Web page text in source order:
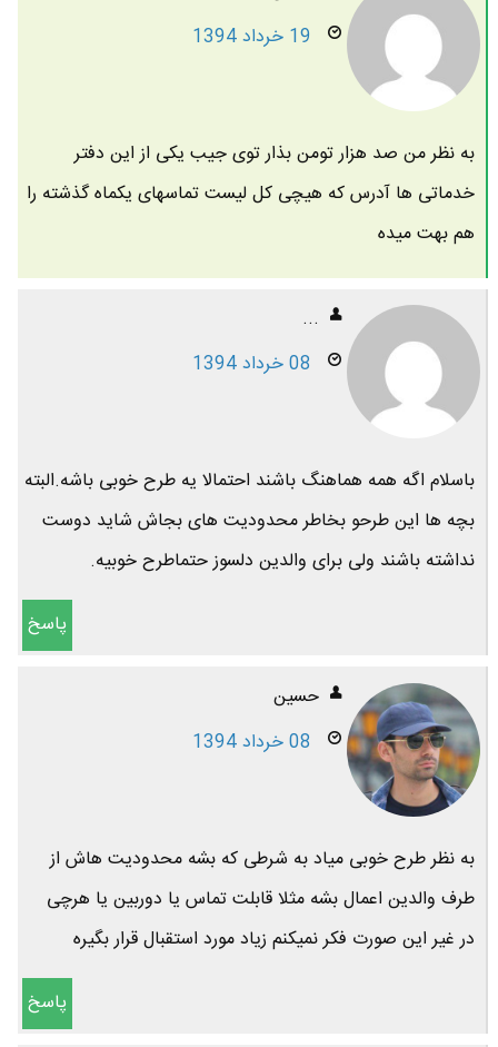
19 خرداد 1394
به نظر من صد هزار تومن بذار توی جیب یکی از این دفتر
خدماتی ها آدرس که هیچی کل لیست تماسهای یکماه گذشته را
هم بهت میده
...
08 خرداد 1394
باسلام اگه همه هماهنگ باشند احتمالا یه طرح خوبی باشه.البته
بچه ها این طرحو بخاطر محدودیت های بجاش شاید دوست
نداشته باشند ولی برای والدین دلسوز حتماطرح خوبیه.
پاسخ
حسین
08 خرداد 1394
به نظر طرح خوبی میاد به شرطی که بشه محدودیت هاش از
طرف والدین اعمال بشه مثلا قابلت تماس یا دوربین یا هرچی
در غیر این صورت فکر نمیکنم زیاد مورد استقبال قرار بگیره
پاسخ